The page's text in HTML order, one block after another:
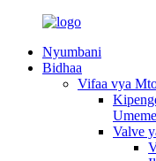
Nyumbani
Bidhaa
Vifaa vya
Umeme
Valve